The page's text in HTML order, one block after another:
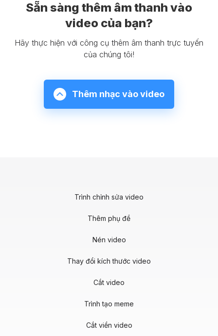
Sẵn sàng thêm âm thanh vào
video của bạn?
Hãy thực hiện với công cụ thêm âm thanh trực tuyến
của chúng tôi!
Thêm nhạc vào video
Trình chỉnh sửa video
Thêm phụ đề
Nén video
Thay đổi kích thước video
Cắt video
Trình tạo meme
Cắt viền video